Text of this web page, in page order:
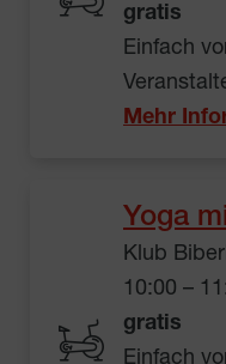
gratis
Einfach
Mehr
Yoga
Klub
10:00 –
gratis
Einfach